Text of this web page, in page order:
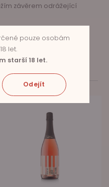
závěrem odrážející
- 8 °C.
pouze osobám
let.
starší 18 let.
Odejít